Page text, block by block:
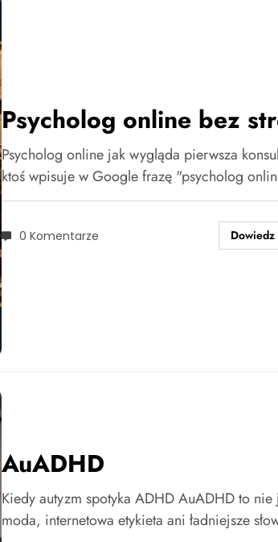
Psycholog online bez
Psycholog online jak wygląda pierwsza
ktoś wpisuje w Google frazę "psycholog
0 Komentarze
AuADHD
Kiedy autyzm spotyka ADHD AuADHD to nie
moda, internetowa etykieta ani ładniejsze